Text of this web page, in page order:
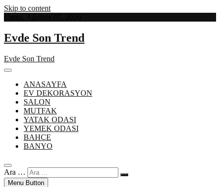
Skip to content
Evde Son Trend
Evde Son Trend
ANASAYFA
EV DEKORASYON
SALON
MUTFAK
YATAK ODASI
YEMEK ODASI
BAHÇE
BANYO
Ara …
Menu Button